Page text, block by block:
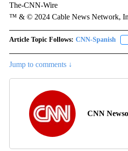
The-CNN-Wire
™ & © 2024 Cable News Network,
Article Topic Follows: CNN-Spanish
Jump to comments ↓
CNN